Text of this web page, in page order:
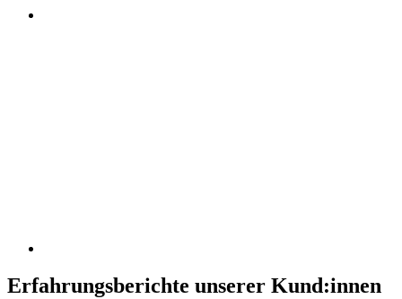
Erfahrungsberichte unserer Kund:innen